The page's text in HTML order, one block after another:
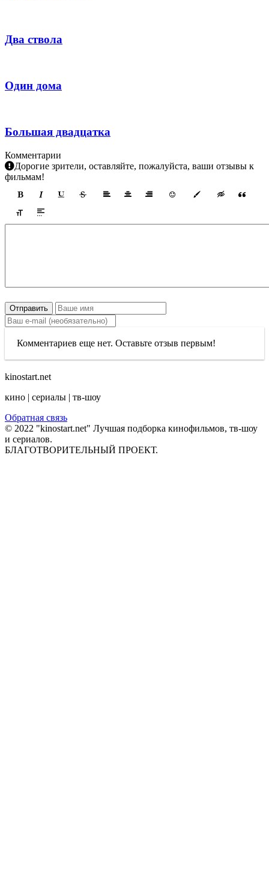
Два ствола
Один дома
Большая двадцатка
Комментарии
Дорогие зрители, оставляйте, пожалуйста, ваши отзывы к
фильмам!
Отправить
Комментариев еще нет. Оставьте отзыв первым!
kinostart.net
кино | сериалы | тв-шоу
Обратная связь
© 2022 "kinostart.net" Лучшая подборка кинофильмов, тв-шоу
и сериалов.
БЛАГОТВОРИТЕЛЬНЫЙ ПРОЕКТ.